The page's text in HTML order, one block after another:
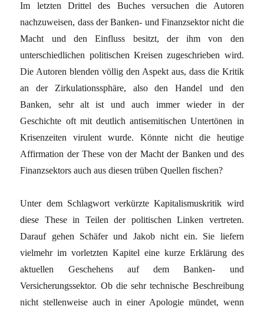
Im letzten Drittel des Buches versuchen die Autoren
nachzuweisen, dass der Banken- und Finanzsektor nicht die
Macht und den Einfluss besitzt, der ihm von den
unterschiedlichen politischen Kreisen zugeschrieben wird.
Die Autoren blenden völlig den Aspekt aus, dass die Kritik
an der Zirkulationssphäre, also den Handel und den
Banken, sehr alt ist und auch immer wieder in der
Geschichte oft mit deutlich antisemitischen Untertönen in
Krisenzeiten virulent wurde. Könnte nicht die heutige
Affirmation der These von der Macht der Banken und des
Finanzsektors auch aus diesen trüben Quellen fischen?
Unter dem Schlagwort verkürzte Kapitalismuskritik wird
diese These in Teilen der politischen Linken vertreten.
Darauf gehen Schäfer und Jakob nicht ein. Sie liefern
vielmehr im vorletzten Kapitel eine kurze Erklärung des
aktuellen Geschehens auf dem Banken- und
Versicherungssektor. Ob die sehr technische Beschreibung
nicht stellenweise auch in einer Apologie mündet, wenn